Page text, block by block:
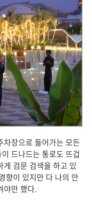
차장으로 들어가는 모든
드나드는 통로도 뜨겁
검문 검색을 하고 있
향이 있지만 다 나의 안
야만 했다.